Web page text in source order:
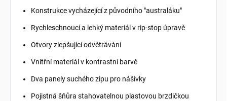
Konstrukce vycházející z původního "australáku"
Rychleschnoucí a lehký materiál v rip-stop úpravě
Otvory zlepšující odvětrávání
Vnitřní materiál v kontrastní barvě
Dva panely suchého zipu pro nášivky
Pojistná šňůra stahovatelnou plastovou brzdičkou